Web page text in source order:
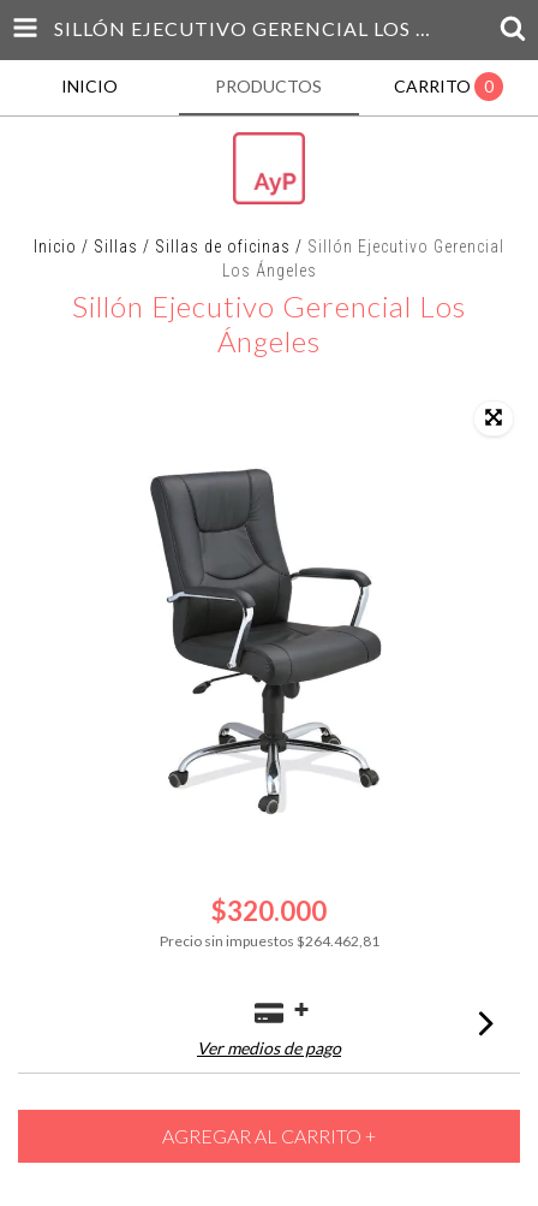
SILLÓN EJECUTIVO GERENCIAL LOS ÁNGELES
INICIO PRODUCTOS CARRITO 0
Inicio / Sillas / Sillas de oficinas / Sillón Ejecutivo Gerencial
Los Ángeles
Sillón Ejecutivo Gerencial Los
Ángeles
$320.000
Precio sin impuestos $264.462,81
Ver medios de pago